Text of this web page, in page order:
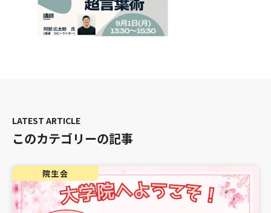
このカテゴリーの記事
院生会